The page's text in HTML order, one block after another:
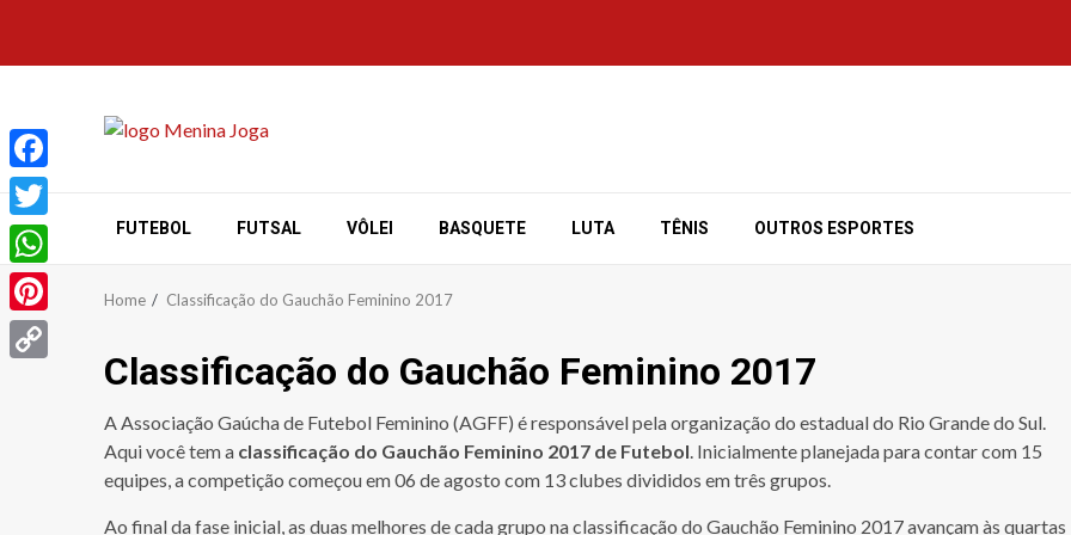
content
FUTEBOL FUTSAL VÔLEI BASQUETE LUTA TÊNIS OUTROS ESPORTES
Home Classificação do Gauchão Feminino 2017
Classificação do Gauchão Feminino 2017
A Associação Gaúcha de Futebol Feminino (AGFF) é responsável pela organização do estadual do Rio Grande do Sul.
Aqui você tem a classificação do Gauchão Feminino 2017 de Futebol. Inicialmente planejada para contar com 15
equipes, a competição começou em 06 de agosto com 13 clubes divididos em três grupos.
Ao final da fase inicial, as duas melhores de cada grupo na classificação do Gauchão Feminino 2017 avançam às quartas
Facebook
Twitter
WhatsApp
Pinterest